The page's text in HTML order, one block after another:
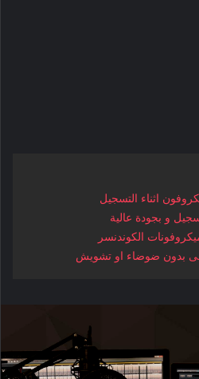
اثناء التسجيل
و بجودة عالية
الكوندنسر
بدون ضوضاء او تشويش